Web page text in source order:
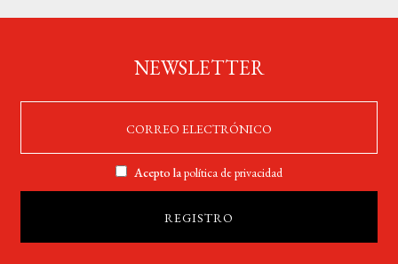
NEWSLETTER
Acepto lapolítica de privacidad